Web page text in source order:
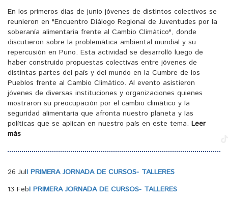
En los primeros días de junio jóvenes de distintos colectivos se
reunieron en "Encuentro Diálogo Regional de Juventudes por la
soberanía alimentaria frente al Cambio Climático", donde
discutieron sobre la problemática ambiental mundial y su
repercusión en Puno. Esta actividad se desarrolló luego de
haber construido propuestas colectivas entre jóvenes de
distintas partes del país y del mundo en la Cumbre de los
Pueblos frente al Cambio Climático. Al evento asistieron
jóvenes de diversas instituciones y organizaciones quienes
mostraron su preocupación por el cambio climático y la
seguridad alimentaria que afronta nuestro planeta y las
políticas que se aplican en nuestro país en este tema. Leer
más
26 JulI PRIMERA JORNADA DE CURSOS- TALLERES
13 FebI PRIMERA JORNADA DE CURSOS- TALLERES